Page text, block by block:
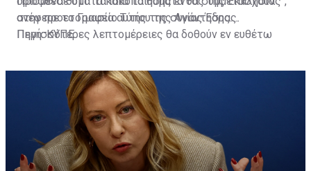
ανέφερε το Γραφείο Τύπου της Αγίας Έδρας.
στην προετοιμασία αυτής της συνάντησης.
Περισσότερες λεπτομέρειες θα δοθούν εν ευθέτω
Πηγή: ΚΥΠΕ